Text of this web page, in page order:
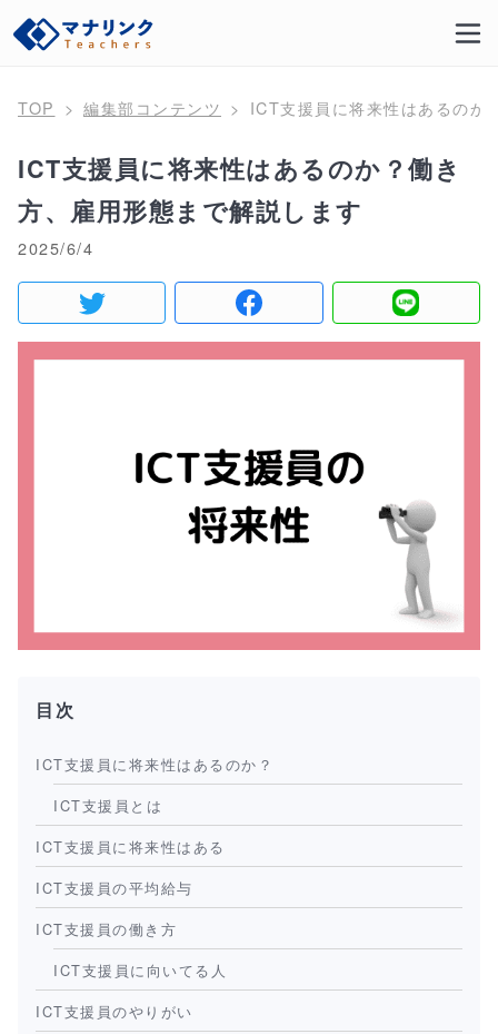
TOP 編集部コンテンツ ICT支援員に将来性はあるのか
ICT支援員に将来性はあるのか？働き
方、雇用形態まで解説します
2025/6/4
目次
ICT支援員に将来性はあるのか？
ICT支援員とは
ICT支援員に将来性はある
ICT支援員の平均給与
ICT支援員の働き方
ICT支援員に向いてる人
ICT支援員のやりがい